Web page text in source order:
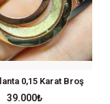
0,15 Karat Broş
39.000₺